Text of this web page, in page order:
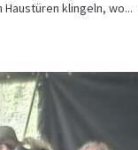
klingeln, wo...